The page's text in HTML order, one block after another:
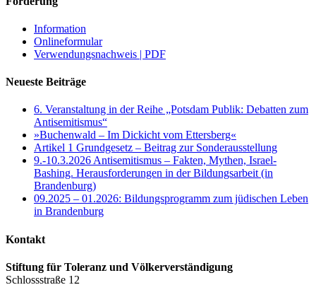
Information
Onlineformular
Verwendungsnachweis | PDF
Neueste Beiträge
6. Veranstaltung in der Reihe „Potsdam Publik: Debatten zum
Antisemitismus“
»Buchenwald – Im Dickicht vom Ettersberg«
Artikel 1 Grundgesetz – Beitrag zur Sonderausstellung
9.-10.3.2026 Antisemitismus – Fakten, Mythen, Israel-
Bashing. Herausforderungen in der Bildungsarbeit (in
Brandenburg)
09.2025 – 01.2026: Bildungsprogramm zum jüdischen Leben
in Brandenburg
Kontakt
Stiftung für Toleranz und Völkerverständigung
Schlossstraße 12